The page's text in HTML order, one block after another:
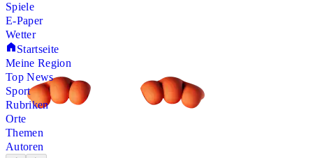
Spiele
E-Paper
Wetter
Startseite
Meine Region
Top News
Sport
Rubriken
Orte
Themen
Autoren